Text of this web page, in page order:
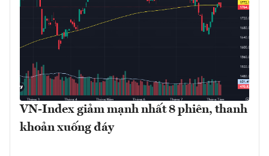
VN-Index giảm mạnh nhất 8 phiên, thanh
khoản xuống đáy